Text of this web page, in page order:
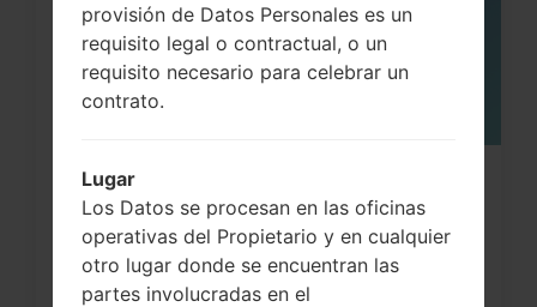
¿Cómo restablecer datos de fábrica
a través del menú...
provisión de Datos Personales es un
requisito legal o contractual, o un
requisito necesario para celebrar un
contrato.
Lugar
Los Datos se procesan en las oficinas
operativas del Propietario y en cualquier
otro lugar donde se encuentran las
partes involucradas en el